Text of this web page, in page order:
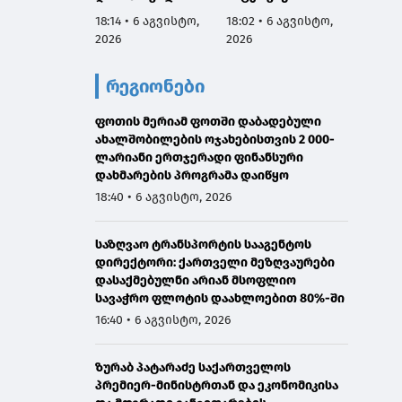
აგვისტოს
ნამდვილად
რამდენიმე კვირით
ადრე დაგეგმილ
გამოკვლევაზე
18:14 • 6 აგვისტო,
2026
სამარცხვინო
სადაც აფხაზებს
18:02 • 6 აგვისტო,
2026
რეგიონები
ფოთის მერიამ ფოთში დაბადებული
ახალშობილების ოჯახებისთვის 2 000-
ლარიანი ერთჯერადი ფინანსური
დახმარების პროგრამა დაიწყო
18:40 • 6 აგვისტო, 2026
საზღვაო ტრანსპორტის სააგენტოს
დირექტორი: ქართველი მეზღვაურები
დასაქმებულნი არიან მსოფლიო
სავაჭრო ფლოტის დაახლოებით 80%-ში
16:40 • 6 აგვისტო, 2026
ზურაბ პატარაძე საქართველოს
პრემიერ-მინისტრთან და ეკონომიკისა